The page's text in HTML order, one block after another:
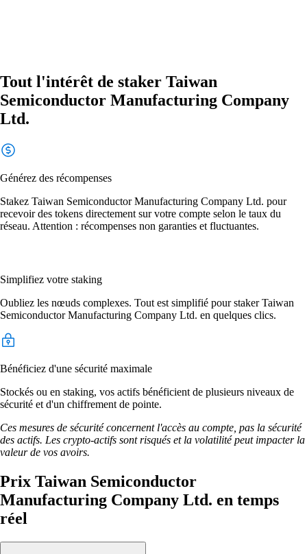
Tout l'intérêt de staker Taiwan
Semiconductor Manufacturing Company
Ltd.
Générez des récompenses
Stakez Taiwan Semiconductor Manufacturing Company Ltd. pour
recevoir des tokens directement sur votre compte selon le taux du
réseau. Attention : récompenses non garanties et fluctuantes.
Simplifiez votre staking
Oubliez les nœuds complexes. Tout est simplifié pour staker Taiwan
Semiconductor Manufacturing Company Ltd. en quelques clics.
Bénéficiez d'une sécurité maximale
Stockés ou en staking, vos actifs bénéficient de plusieurs niveaux de
sécurité et d'un chiffrement de pointe.
Ces mesures de sécurité concernent l'accès au compte, pas la sécurité
des actifs. Les crypto-actifs sont risqués et la volatilité peut impacter la
valeur de vos avoirs.
Prix Taiwan Semiconductor
Manufacturing Company Ltd. en temps
réel